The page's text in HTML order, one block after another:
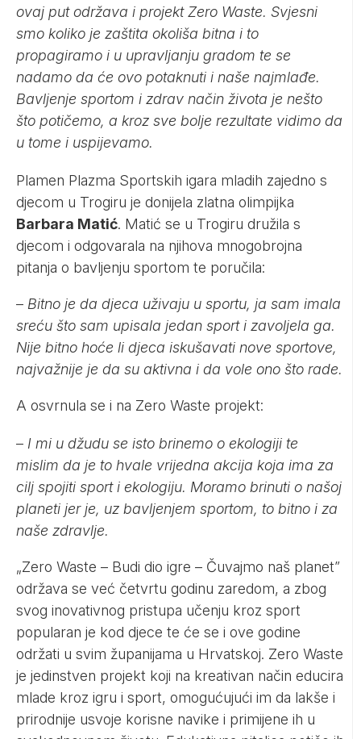
ovaj put održava i projekt Zero Waste. Svjesni
smo koliko je zaštita okoliša bitna i to
propagiramo i u upravljanju gradom te se
nadamo da će ovo potaknuti i naše najmlađe.
Bavljenje sportom i zdrav način života je nešto
što potičemo, a kroz sve bolje rezultate vidimo da
u tome i uspijevamo.
Plamen Plazma Sportskih igara mladih zajedno s
djecom u Trogiru je donijela zlatna olimpijka
Barbara Matić. Matić se u Trogiru družila s
djecom i odgovarala na njihova mnogobrojna
pitanja o bavljenju sportom te poručila:
– Bitno je da djeca uživaju u sportu, ja sam imala
sreću što sam upisala jedan sport i zavoljela ga.
Nije bitno hoće li djeca iskušavati nove sportove,
najvažnije je da su aktivna i da vole ono što rade.
A osvrnula se i na Zero Waste projekt:
– I mi u džudu se isto brinemo o ekologiji te
mislim da je to hvale vrijedna akcija koja ima za
cilj spojiti sport i ekologiju. Moramo brinuti o našoj
planeti jer je, uz bavljenjem sportom, to bitno i za
naše zdravlje.
„Zero Waste – Budi dio igre – Čuvajmo naš planet”
održava se već četvrtu godinu zaredom, a zbog
svog inovativnog pristupa učenju kroz sport
popularan je kod djece te će se i ove godine
održati u svim županijama u Hrvatskoj. Zero Waste
je jedinstven projekt koji na kreativan način educira
mlade kroz igru i sport, omogućujući im da lakše i
prirodnije usvoje korisne navike i primijene ih u